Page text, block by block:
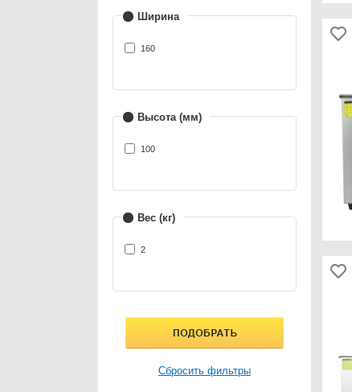
Ширина
160
Высота (мм)
100
Вес (кг)
2
Сбросить фильтры